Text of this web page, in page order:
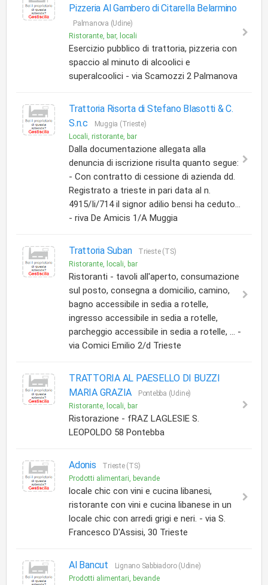
Pizzeria Al Gambero di Citarella Belarmino
Palmanova (Udine)
Ristorante, bar, locali
Esercizio pubblico di trattoria, pizzeria con
spaccio al minuto di alcoolici e
superalcoolici - via Scamozzi 2 Palmanova
Trattoria Risorta di Stefano Blasotti & C.
S.n.c
Muggia (Trieste)
Locali, ristorante, bar
Dalla documentazione allegata alla
denuncia di iscrizione risulta quanto segue:
- Con contratto di cessione di azienda dd.
Registrato a trieste in pari data al n.
4915/Ii/714 il signor adilio bensi ha ceduto...
- riva De Amicis 1/A Muggia
Trattoria Suban
Trieste (TS)
Ristorante, locali, bar
Ristoranti - tavoli all'aperto, consumazione
sul posto, consegna a domicilio, camino,
bagno accessibile in sedia a rotelle,
ingresso accessibile in sedia a rotelle,
parcheggio accessibile in sedia a rotelle, ... -
via Comici Emilio 2/d Trieste
TRATTORIA AL PAESELLO DI BUZZI
MARIA GRAZIA
Pontebba (Udine)
Ristorante, locali, bar
Ristorazione - fRAZ LAGLESIE S.
LEOPOLDO 58 Pontebba
Adonis
Trieste (TS)
Prodotti alimentari, bevande
locale chic con vini e cucina libanesi,
ristorante con vini e cucina libanese in un
locale chic con arredi grigi e neri. - via S.
Francesco D'Assisi, 30 Trieste
Al Bancut
Lignano Sabbiadoro (Udine)
Prodotti alimentari, bevande